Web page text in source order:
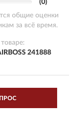
(0)
общие оценки
за всё время.
241888